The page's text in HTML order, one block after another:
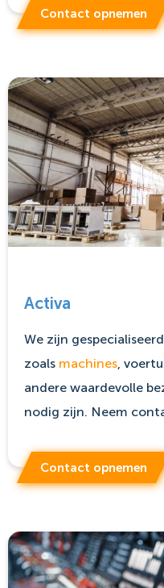
Contact opnemen
Activa
We zijn
zoals machines ,
andere waardevolle
nodig zijn. Neem
Contact opnemen